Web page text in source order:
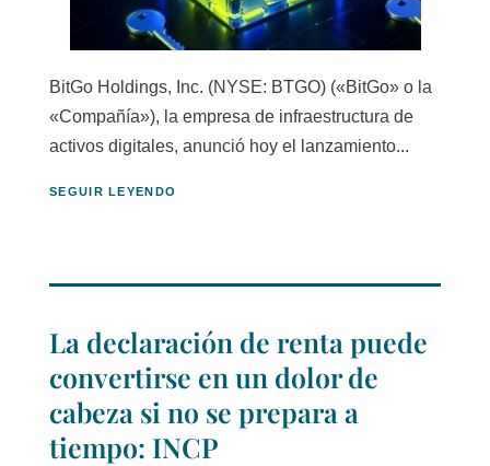
BitGo Holdings, Inc. (NYSE: BTGO) («BitGo» o la
«Compañía»), la empresa de infraestructura de
activos digitales, anunció hoy el lanzamiento...
SEGUIR LEYENDO
La declaración de renta puede
convertirse en un dolor de
cabeza si no se prepara a
tiempo: INCP